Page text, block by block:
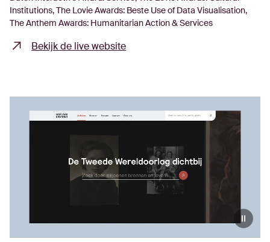
Institutions The Lovie Awards: Beste Use of Data Visualisation
The Anthem Awards: Humanitarian Action & Services
Bekijk de live website